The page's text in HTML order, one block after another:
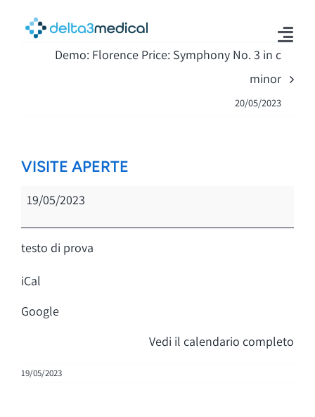
contenuto
Contatti
Demo: Florence Price: Symphony No. 3 in c
minor
20/05/2023
VISITE APERTE
VISITE
APERTE
19/05/2023
testo di prova
iCal
Google
Vedi il calendario completo
19/05/2023